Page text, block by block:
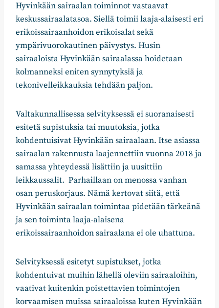
Hyvinkään sairaalan toiminnot vastaavat
keskussairaalatasoa. Siellä toimii laaja-alaisesti eri
erikoissairaanhoidon erikoisalat sekä
ympärivuorokautinen päivystys. Husin
sairaaloista Hyvinkään sairaalassa hoidetaan
kolmanneksi eniten synnytyksiä ja
tekonivelleikkauksia tehdään paljon.
Valtakunnallisessa selvityksessä ei suoranaisesti
esitetä supistuksia tai muutoksia, jotka
kohdentuisivat Hyvinkään sairaalaan. Itse asiassa
sairaalan rakennusta laajennettiin vuonna 2018 ja
samassa yhteydessä lisättiin ja uusittiin
leikkaussalit. Parhaillaan on menossa vanhan
osan peruskorjaus. Nämä kertovat siitä, että
Hyvinkään sairaalan toimintaa pidetään tärkeänä
ja sen toiminta laaja-alaisena
erikoissairaanhoidon sairaalana ei ole uhattuna.
Selvityksessä esitetyt supistukset, jotka
kohdentuivat muihin lähellä oleviin sairaaloihin,
vaativat kuitenkin poistettavien toimintojen
korvaamisen muissa sairaaloissa kuten Hyvinkään